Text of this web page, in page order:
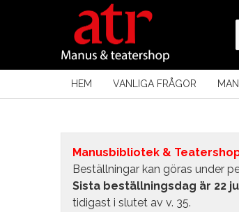
HEM VANLIGA FRÅGOR
Manusbibliotek &
Beställningar kan göras under
Sista beställningsdag är 22
tidigast i slutet av v. 35.